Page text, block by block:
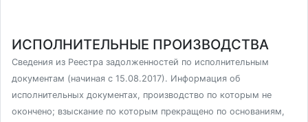
ИСПОЛНИТЕЛЬНЫЕ ПРОИЗВОДСТВА
Сведения из Реестра задолженностей по исполнительным
документам (начиная с 15.08.2017). Информация об
исполнительных документах, производство по которым не
окончено; взыскание по которым прекращено по основаниям,